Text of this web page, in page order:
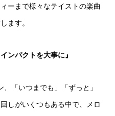
ーまで様々なテイストの楽曲
ます。
ンパクトを大事に』
「いつまでも」「ずっと」
しがいくつもある中で、メロ